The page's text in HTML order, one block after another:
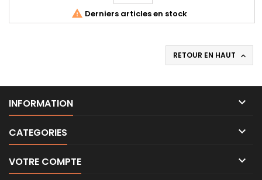
 Derniers articles en stock
RETOUR EN HAUT 
INFORMATION 
CATEGORIES 
VOTRE COMPTE 